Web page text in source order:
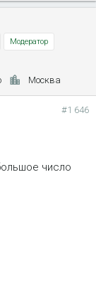
Модератор
Москва
#1 646
число